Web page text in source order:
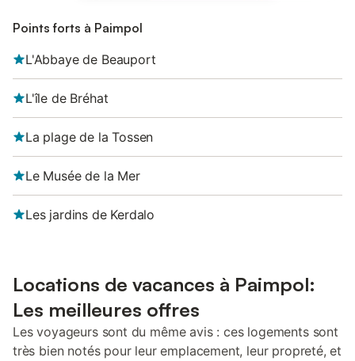
Points forts à Paimpol
L'Abbaye de Beauport
L'île de Bréhat
La plage de la Tossen
Le Musée de la Mer
Les jardins de Kerdalo
Locations de vacances à Paimpol:
Les meilleures offres
Les voyageurs sont du même avis : ces logements sont
très bien notés pour leur emplacement, leur propreté, et